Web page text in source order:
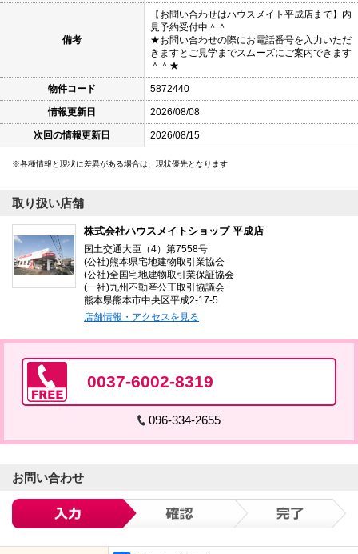
備考
【お問い合わせはハウスメイト平成店まで】内
見予約受付中＾＾
★お問い合わせの際にお電話番号を入力いただ
きますとご見学までスムーズにご案内できます
＾＾★
物件コード 5872440
情報更新日 2026/08/08
次回の情報更新日 2026/08/15
各種情報と現状に差異がある場合は、現状優先となります
取り扱い店舗
株式会社ハウスメイトショップ 平成店
国土交通大臣（4）第7558号
(公社)熊本県宅地建物取引業協会
(公社)全国宅地建物取引業保証協会
(一社)九州不動産公正取引協議会
熊本県熊本市中央区平成2-17-5
店舗情報・アクセスを見る
0037-6002-8319
096-334-2655
お問い合わせ